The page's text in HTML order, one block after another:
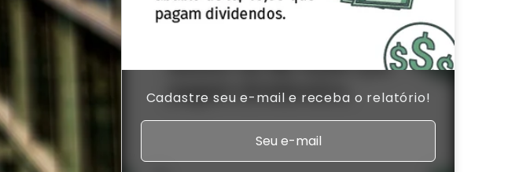
Cadastre seu e-mail e receba o relatório!